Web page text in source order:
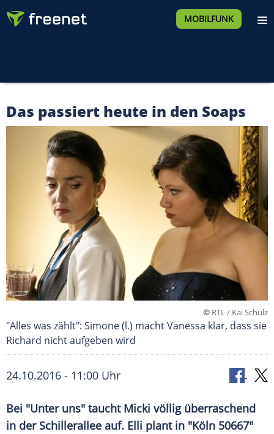
MOBILFUNK
Das passiert heute in den Soaps
© RTL / Kai Schulz
"Alles was zählt": Simone (l.) macht Vanessa klar, dass sie
Richard nicht aufgeben wird
24.10.2016 - 11:00 Uhr
Bei "Unter uns" taucht Micki völlig überraschend
in der Schillerallee auf. Elli plant in "Köln 50667"